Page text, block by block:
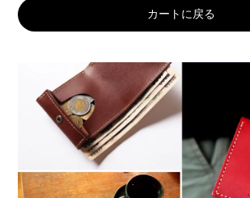
カートに戻る